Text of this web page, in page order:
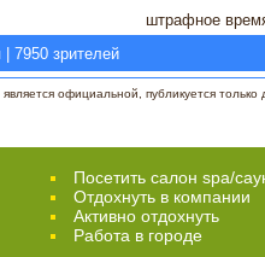
штрафное
7950 зрителей
официальной, публикуется только
Посетить салон spa/
Отдохнуть в компании
Активно отдохнуть
Работа в городе